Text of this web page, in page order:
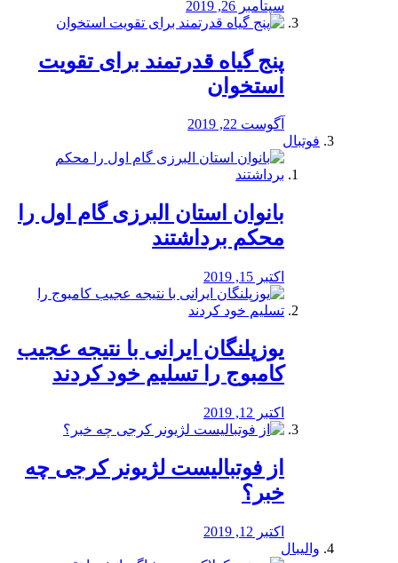
سپتامبر 26, 2019
پنج گیاه قدرتمند برای تقویت
استخوان
آگوست 22, 2019
فوتبال
بانوان استان البرزی گام اول را
محكم برداشتند
اکتبر 15, 2019
یوزپلنگان ایرانی با نتیجه عجیب
کامبوج را تسلیم خود کردند
اکتبر 12, 2019
از فوتبالیست لژیونر کرجی چه
خبر؟
اکتبر 12, 2019
والیبال